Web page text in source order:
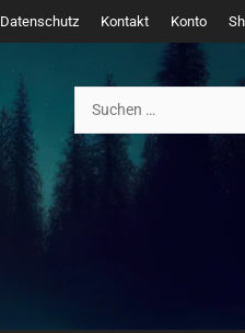
Datenschutz Kontakt Konto
nach: